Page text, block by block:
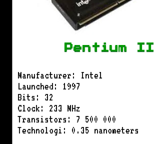
Pentium II
Manufacturer: Intel
Launched: 1997
Bits: 32
Clock: 233 MHz
Transistors: 7 500 000
Technologi: 0.35 nanometers